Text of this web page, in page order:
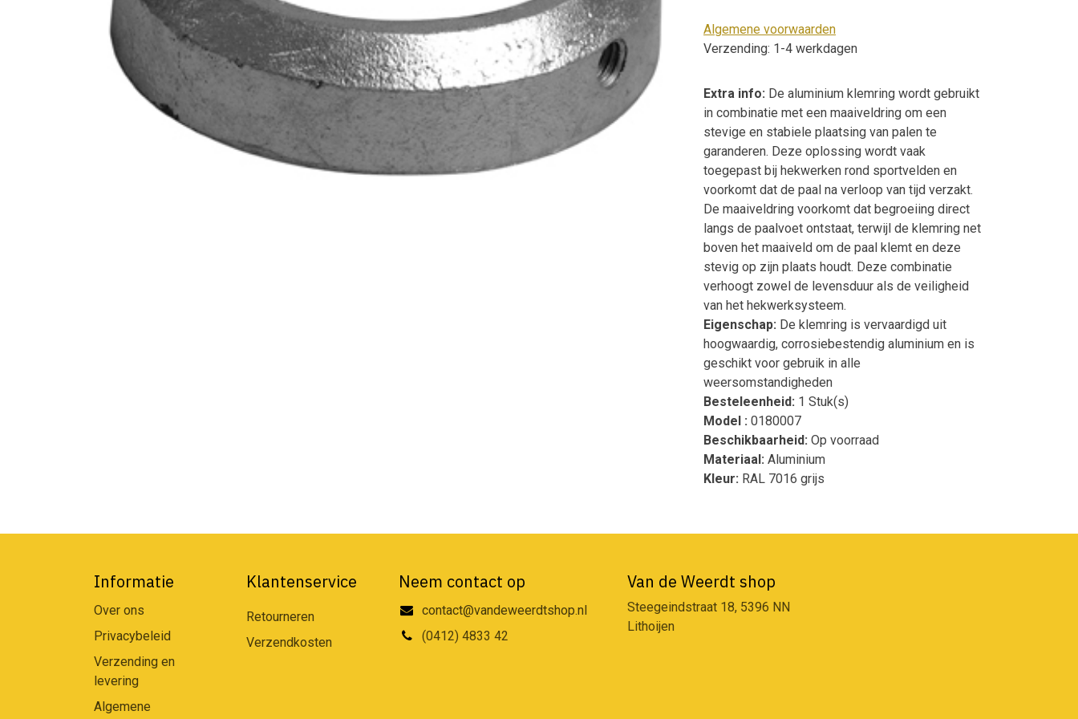
Algemene voorwaarden
Verzending: 1-4 werkdagen
Extra info: De aluminium klemring wordt gebruikt
in combinatie met een maaiveldring om een
stevige en stabiele plaatsing van palen te
garanderen. Deze oplossing wordt vaak
toegepast bij hekwerken rond sportvelden en
voorkomt dat de paal na verloop van tijd verzakt.
De maaiveldring voorkomt dat begroeiing direct
langs de paalvoet ontstaat, terwijl de klemring net
boven het maaiveld om de paal klemt en deze
stevig op zijn plaats houdt. Deze combinatie
verhoogt zowel de levensduur als de veiligheid
van het hekwerksysteem.
Eigenschap: De klemring is vervaardigd uit
hoogwaardig, corrosiebestendig aluminium en is
geschikt voor gebruik in alle
weersomstandigheden
Besteleenheid: 1 Stuk(s)
Model : 0180007
Beschikbaarheid: Op voorraad
Materiaal: Aluminium
Kleur: RAL 7016 grijs
Informatie
Over ons
Privacybeleid
Verzending en
levering
Algemene
Klantenservice
Retourneren
Verzendkosten
Neem contact op
contact@vandeweerdtshop.nl
(0412) 4833 42
Van de Weerdt shop
Steegeindstraat 18, 5396 NN
Lithoijen